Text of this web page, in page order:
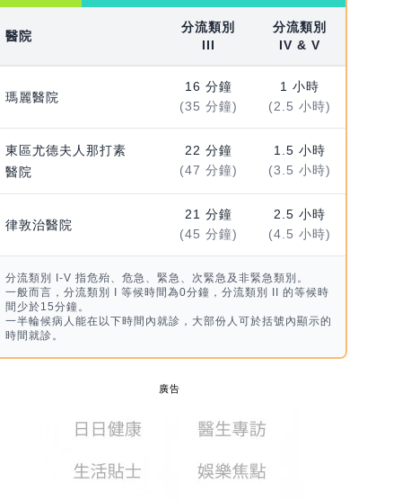
醫院
分流類別
III
分流類別
IV & V
瑪麗醫院
16 分鐘
(35 分鐘)
1 小時
(2.5 小時)
東區尤德夫人那打素
醫院
22 分鐘
(47 分鐘)
1.5 小時
(3.5 小時)
律敦治醫院
21 分鐘
(45 分鐘)
2.5 小時
(4.5 小時)
分流類別 I-V 指危殆、危急、緊急、次緊急及非緊急類別。
一般而言，分流類別 I 等候時間為0分鐘，分流類別 II 的等候時
間少於15分鐘。
一半輪候病人能在以下時間內就診，大部份人可於括號內顯示的
時間就診。
廣告